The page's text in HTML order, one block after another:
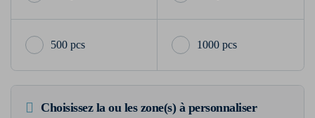
500 pcs 1000 pcs
Choisissez la ou les zone(s) à personnaliser